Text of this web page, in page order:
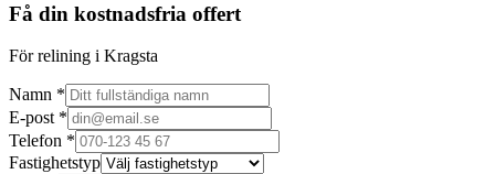
Få din kostnadsfria offert
För relining i Kragsta
Namn *
E-post *
Telefon *
Fastighetstyp